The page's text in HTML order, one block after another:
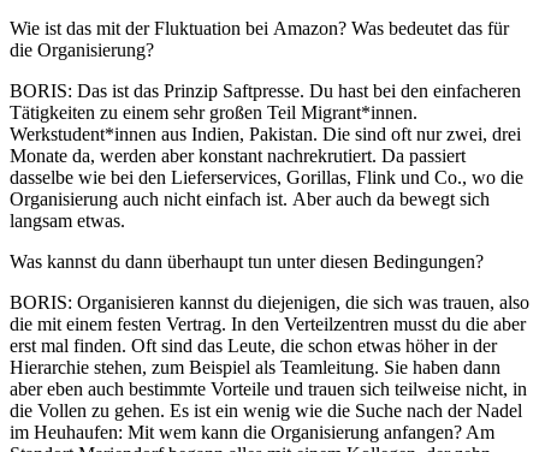
Wie ist das mit der Fluktuation bei Amazon? Was bedeutet das für
die Organisierung?
BORIS: Das ist das Prinzip Saftpresse. Du hast bei den einfacheren
Tätigkeiten zu einem sehr großen Teil Migrant*innen.
Werkstudent*innen aus Indien, Pakistan. Die sind oft nur zwei, drei
Monate da, werden aber konstant nachrekrutiert. Da passiert
dasselbe wie bei den Lieferservices, Gorillas, Flink und Co., wo die
Organisierung auch nicht einfach ist. Aber auch da bewegt sich
langsam etwas.
Was kannst du dann überhaupt tun unter diesen Bedingungen?
BORIS: Organisieren kannst du diejenigen, die sich was trauen, also
die mit einem festen Vertrag. In den Verteilzentren musst du die aber
erst mal finden. Oft sind das Leute, die schon etwas höher in der
Hierarchie stehen, zum Beispiel als Teamleitung. Sie haben dann
aber eben auch bestimmte Vorteile und trauen sich teilweise nicht, in
die Vollen zu gehen. Es ist ein wenig wie die Suche nach der Nadel
im Heuhaufen: Mit wem kann die Organisierung anfangen? Am